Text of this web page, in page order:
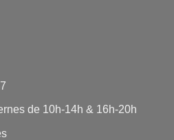
de 10h-14h & 16h-20h